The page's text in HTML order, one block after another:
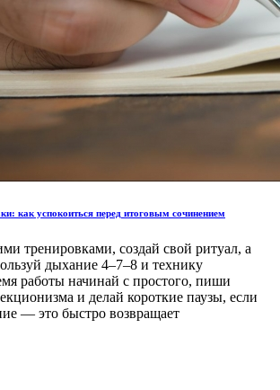
как успокоиться перед итоговым сочинением
тренировками, создай свой ритуал, а
дыхание 4–7–8 и технику
работы начинай с простого, пиши
и делай короткие паузы, если
— это быстро возвращает